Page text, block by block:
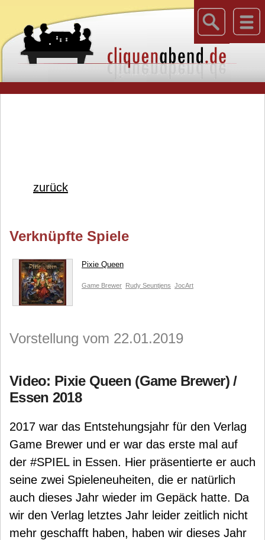
zurück
Verknüpfte Spiele
Pixie Queen
Game Brewer Rudy Seuntjens JocArt
Vorstellung vom 22.01.2019
Video: Pixie Queen (Game Brewer) /
Essen 2018
2017 war das Entstehungsjahr für den Verlag
Game Brewer und er war das erste mal auf
der #SPIEL in Essen. Hier präsentierte er auch
seine zwei Spieleneuheiten, die er natürlich
auch dieses Jahr wieder im Gepäck hatte. Da
wir den Verlag letztes Jahr leider zeitlich nicht
mehr geschafft haben, haben wir dieses Jahr